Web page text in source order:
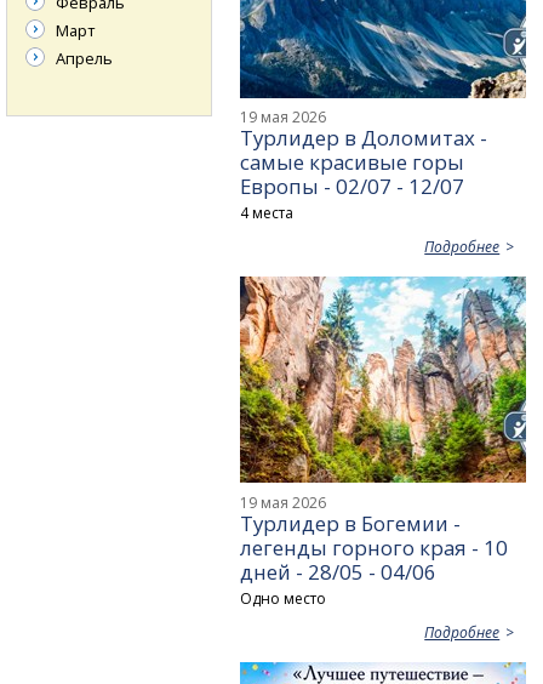
19 мая 2026
Турлидер в Доломитах -
самые красивые горы
Европы - 02/07 - 12/07
4 места
Подробнее
19 мая 2026
Турлидер в Богемии -
легенды горного края - 10
дней - 28/05 - 04/06
Одно место
Подробнее
Март
Апрель